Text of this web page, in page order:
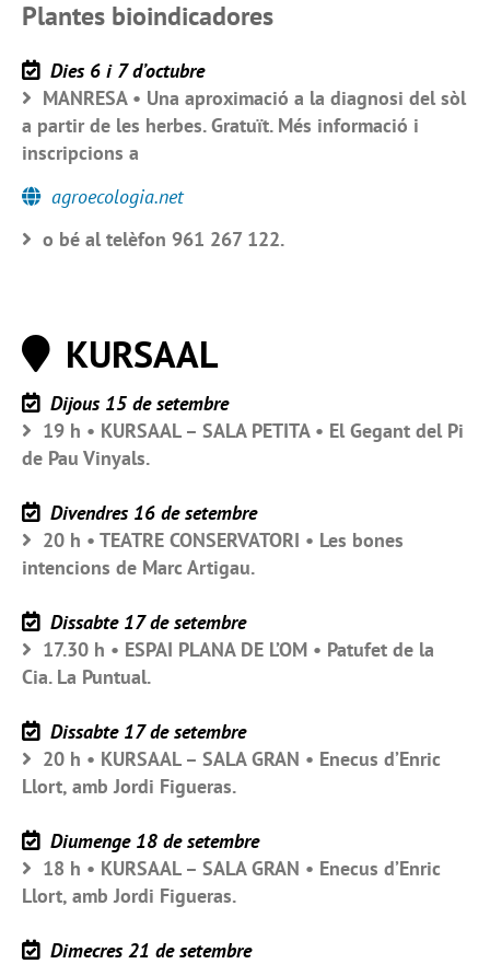
Plantes bioindicadores
Dies 6 i 7 d’octubre
MANRESA • Una aproximació a la diagnosi del sòl
a partir de les herbes. Gratuït. Més informació i
inscripcions a
agroecologia.net
o bé al telèfon 961 267 122.
KURSAAL
Dijous 15 de setembre
19 h • KURSAAL – SALA PETITA • El Gegant del Pi
de Pau Vinyals.
Divendres 16 de setembre
20 h • TEATRE CONSERVATORI • Les bones
intencions de Marc Artigau.
Dissabte 17 de setembre
17.30 h • ESPAI PLANA DE L’OM • Patufet de la
Cia. La Puntual.
Dissabte 17 de setembre
20 h • KURSAAL – SALA GRAN • Enecus d’Enric
Llort, amb Jordi Figueras.
Diumenge 18 de setembre
18 h • KURSAAL – SALA GRAN • Enecus d’Enric
Llort, amb Jordi Figueras.
Dimecres 21 de setembre